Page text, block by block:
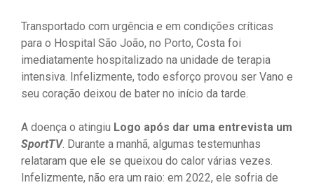
Transportado com urgência e em condições críticas
para o Hospital São João, no Porto, Costa foi
imediatamente hospitalizado na unidade de terapia
intensiva. Infelizmente, todo esforço provou ser Vano e
seu coração deixou de bater no início da tarde.
A doença o atingiu Logo após dar uma entrevista um
SportTV. Durante a manhã, algumas testemunhas
relataram que ele se queixou do calor várias vezes.
Infelizmente, não era um raio: em 2022, ele sofria de